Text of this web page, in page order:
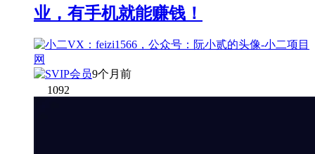
业，有手机就能赚钱！
9个月前
1092